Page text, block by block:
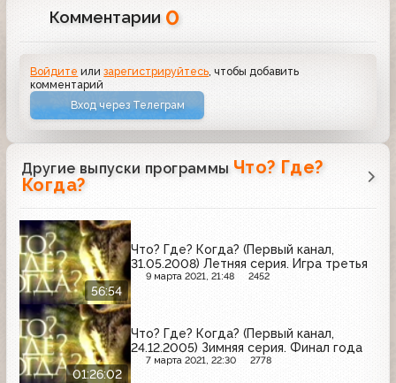
Комментарии 0
Войдите илизарегистрируйтесь , чтобы добавить
комментарий
Вход через Телеграм
Другие выпуски программы Что? Где?
Когда?
56:54
Что? Где? Когда? (Первый канал,
31.05.2008) Летняя серия. Игра третья
9 марта 2021, 21:48 2452
01:26:02
Что? Где? Когда? (Первый канал,
24.12.2005) Зимняя серия. Финал года
7 марта 2021, 22:30 2778